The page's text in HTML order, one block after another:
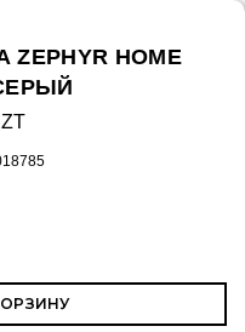
HOME